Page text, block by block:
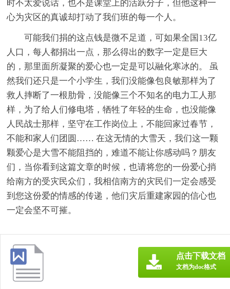
时不太爱说话，也不是课堂上的活跃分子，但他这种一
心为灾区的真诚却打动了我们班的每一个人。
可能我们捐的这点钱是微不足道，可如果全国13亿
人口，每人都捐出一点，那么得出的数字一定是巨大
的，那里面所凝聚的爱心也一定是可以融化寒冰的。 虽
然我们还只是一个小学生，我们没能像包良敏那样为了
救人摔断了一根肋骨，没能像三个不知名的电力工人那
样，为了给人们修电塔，牺牲了年轻的生命，也没能像
人民战士那样，坚守在工作岗位上，不能回家过春节，
不能和家人们团圆…… 在这无情的大雪天，我们这一颗
颗爱心是大雪不能阻挡的，难道不能让你感动吗？朋友
们，当你看到这篇文章的时候，也请将您的一份爱心捎
给南方的受灾民众们，我相信南方的灾民们一定会感受
到您这份爱的情感的传递，他们灾后重建家园的信心也
一定会坚不可摧。
点击下载文档
文档为doc格式